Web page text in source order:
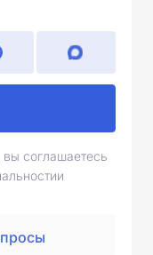
соглашаетесь